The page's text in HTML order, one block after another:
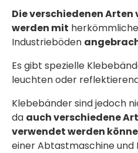
Die verschiedenen
werden mit
Industrieböden
Es gibt spezielle
leuchten oder
Klebebänder sind jedoch
da auch verschiedene
verwendet werden
einer Abtastmaschine